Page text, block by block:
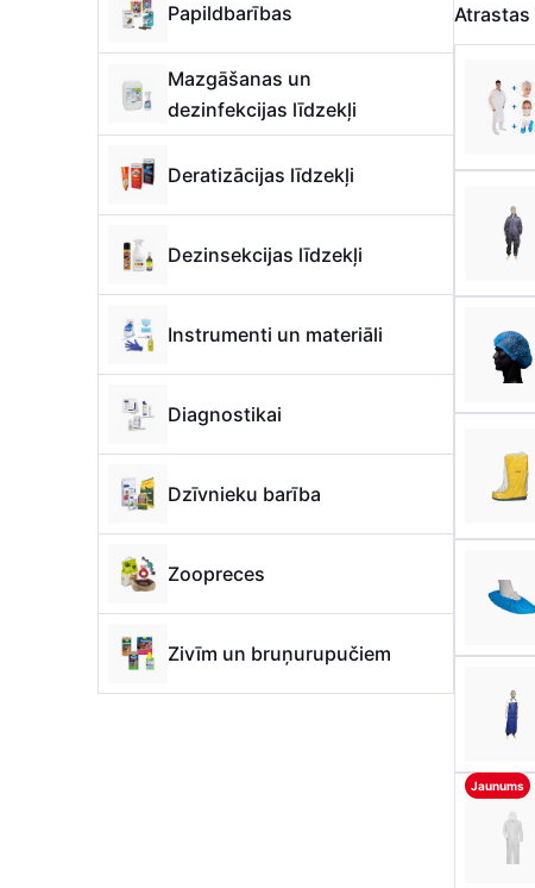
Papildbarības
Mazgāšanas un
dezinfekcijas līdzekļi
Deratizācijas līdzekļi
Dezinsekcijas līdzekļi
Instrumenti un materiāli
Diagnostikai
Dzīvnieku barība
Zoopreces
Zivīm un bruņurupučiem
Atrastas
Jaunums